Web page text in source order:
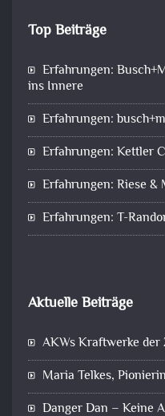
Top Beiträge
Erfahrungen:
ins Innere
Erfahrungen:
Erfahrungen: Kettler
Erfahrungen: Riese
Erfahrungen: T-
Aktuelle Beiträge
AKWs Kraftwerke
Maria Telkes,
Danger Dan – Keine